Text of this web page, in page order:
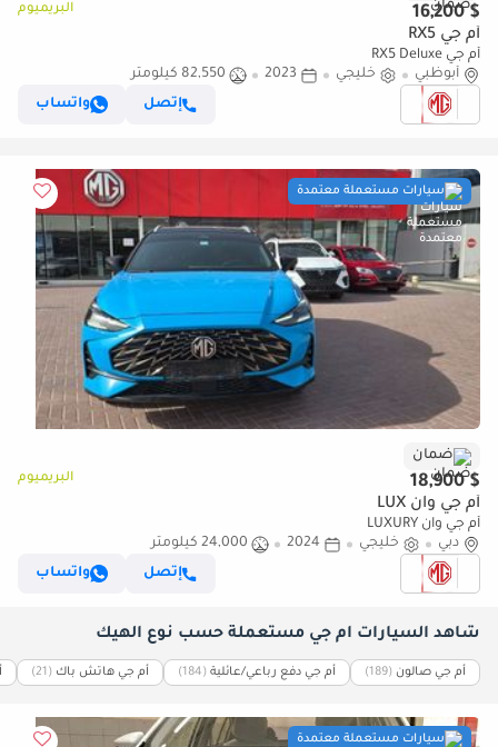
$ 16,200 البريميوم
أم جي RX5
أم جي RX5 Deluxe
أبوظبي
خليجي 2023
82,550 كيلومتر
إتصل
واتساب
سيارات مستعملة معتمدة
ضمان
$ 18,900 البريميوم
أم جي وان LUX
أم جي وان LUXURY
دبي
خليجي 2024
24,000 كيلومتر
إتصل
واتساب
شاهد السيارات أم جي مستعملة حسب نوع الهيك
أم جي صالون (189) أم جي دفع رباعي/عائلية (184) أم جي هاتش باك (21)
سيارات مستعملة معتمدة